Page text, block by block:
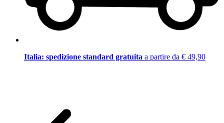
Italia: spedizione standard gratuita a partire da € 49,90